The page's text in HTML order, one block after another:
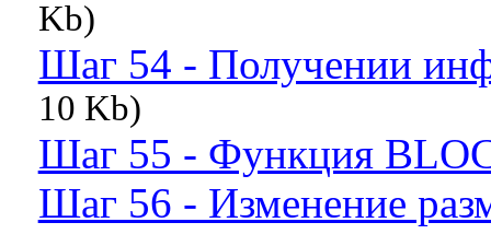
Kb)
Шаг 54 - Получении
10 Kb)
Шаг 55 - Функция
Шаг 56 - Изменение